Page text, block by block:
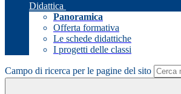
Didattica
Panoramica
Offerta formativa
Le schede didattiche
I progetti delle classi
Campo di ricerca per le pagine del sito